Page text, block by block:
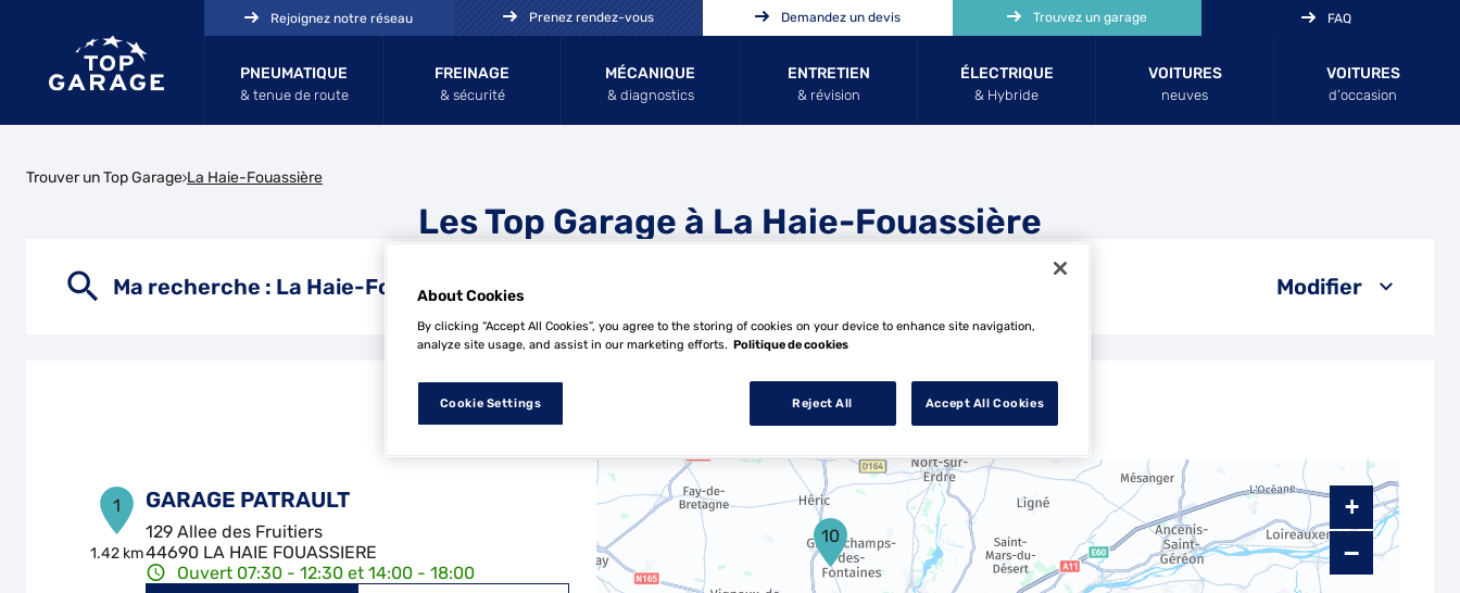
PNEUMATIQUE
& tenue de route
FREINAGE
& sécurité
MÉCANIQUE
& diagnostics
ENTRETIEN
& révision
ÉLECTRIQUE
& Hybride
VOITURES
neuves
VOITURES
d’occasion
Rejoignez notre réseau Prenez rendez-vous Demandez un devis Trouvez un garage FAQ
Trouver un Top Garage La Haie-Fouassière
Les Top Garage à La Haie-Fouassière
Ma recherche : La Haie-Fouassière Modifier
10 Top Garage à La Haie-Fouassière
1
1.42 km
GARAGE PATRAULT
129 Allee des Fruitiers
44690 LA HAIE FOUASSIERE
Ouvert 07:30 - 12:30 et 14:00 - 18:00
10
+
−
About Cookies
By clicking “Accept All Cookies”, you agree to the storing of cookies on your device to enhance site navigation,
analyze site usage, and assist in our marketing efforts. Politique de cookies
Cookie Settings Reject All Accept All Cookies